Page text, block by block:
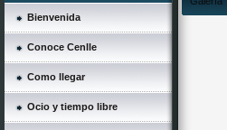
Bienvenida
Conoce Cenlle
Como llegar
Ocio y tiempo libre